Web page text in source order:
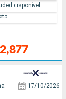
disponível
17/10/2026